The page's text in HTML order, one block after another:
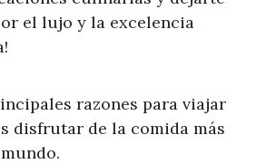
el lujo y la excelencia
razones para viajar
disfrutar de la comida más